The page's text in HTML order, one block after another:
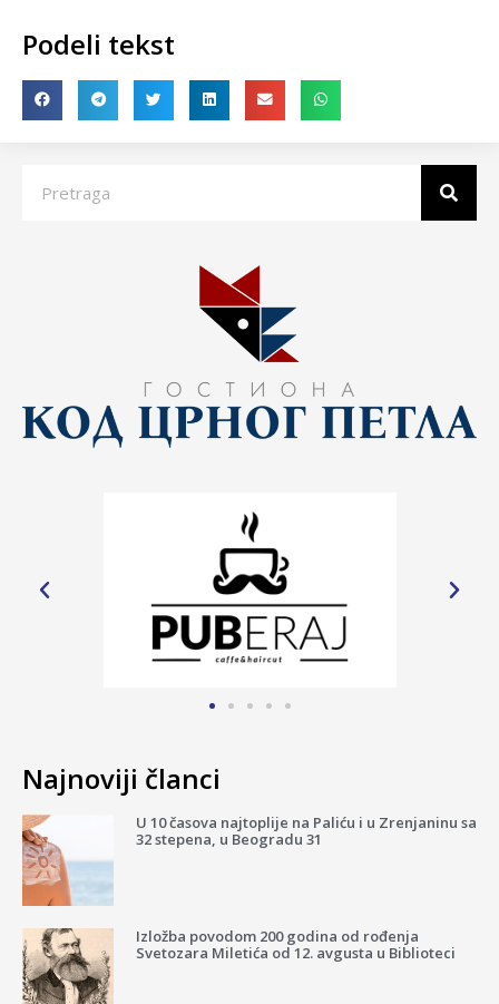
Podeli tekst
Najnoviji članci
U 10 časova najtoplije na Paliću i u Zrenjaninu sa
32 stepena, u Beogradu 31
Izložba povodom 200 godina od rođenja
Svetozara Miletića od 12. avgusta u Biblioteci